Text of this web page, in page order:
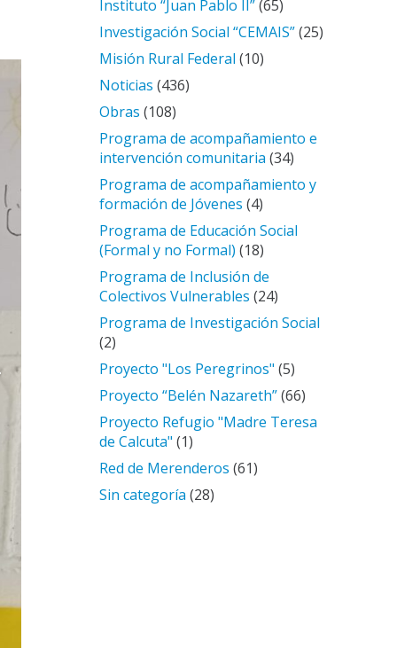
Instituto “Juan Pablo II”(65)
Investigación Social “CEMAIS”(25)
Misión Rural Federal (10)
Noticias (436)
Obras (108)
Programa de acompañamiento e
intervención comunitaria (34)
Programa de acompañamiento y
formación de Jóvenes (4)
Programa de Educación Social
(Formal y no Formal) (18)
Programa de Inclusión de
Colectivos Vulnerables (24)
Programa de Investigación Social
(2)
Proyecto "Los Peregrinos" (5)
Proyecto “Belén Nazareth”(66)
Proyecto Refugio "Madre Teresa
de Calcuta" (1)
Red de Merenderos (61)
Sin categoría (28)